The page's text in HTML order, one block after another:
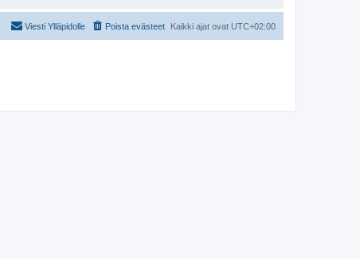
Kaikki ajat ovat UTC+02:00
Poista evästeet
Viesti Ylläpidolle